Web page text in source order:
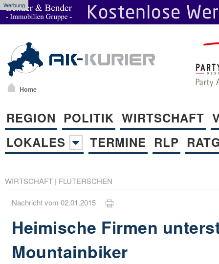
Werbung
Home
REGION POLITIK WIRTSCHAFT
LOKALES
TERMINE RLP
WIRTSCHAFT | FLUTERSCHEN
Nachricht vom 02.01.2015
Heimische Firmen
Mountainbiker